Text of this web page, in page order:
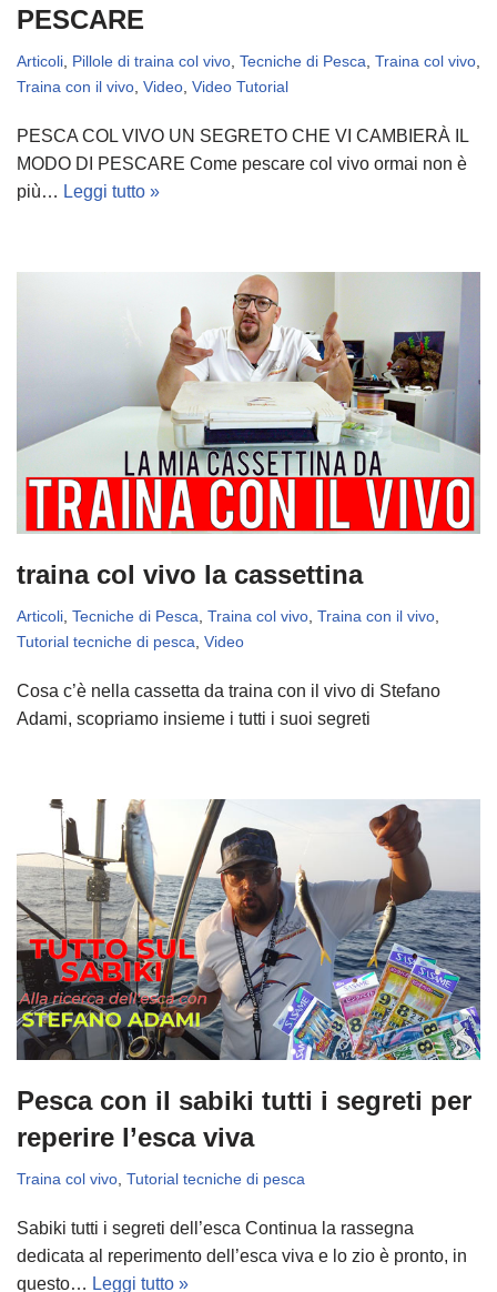
PESCARE
Articoli, Pillole di traina col vivo, Tecniche di Pesca, Traina col vivo,
Traina con il vivo, Video, Video Tutorial
PESCA COL VIVO UN SEGRETO CHE VI CAMBIERÀ IL
MODO DI PESCARE Come pescare col vivo ormai non è
più… Leggi tutto »
traina col vivo la cassettina
Articoli Tecniche di Pesca Traina col vivo Traina con il vivo
Tutorial tecniche di pesca Video
Cosa c’è nella cassetta da traina con il vivo di Stefano
Adami, scopriamo insieme i tutti i suoi segreti
Pesca con il sabiki tutti i segreti per
reperire l’esca viva
Traina col vivo, Tutorial tecniche di pesca
Sabiki tutti i segreti dell’esca Continua la rassegna
dedicata al reperimento dell’esca viva e lo zio è pronto, in
questo… Leggi tutto »